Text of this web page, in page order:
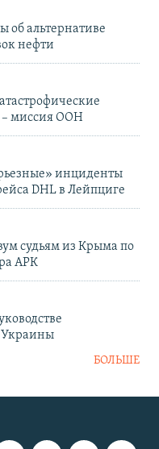
об альтернативе
нефти
– миссия ООН
инциденты
DHL в Лейпциге
судьям из Крыма по
АРК
Украины
БОЛЬШЕ